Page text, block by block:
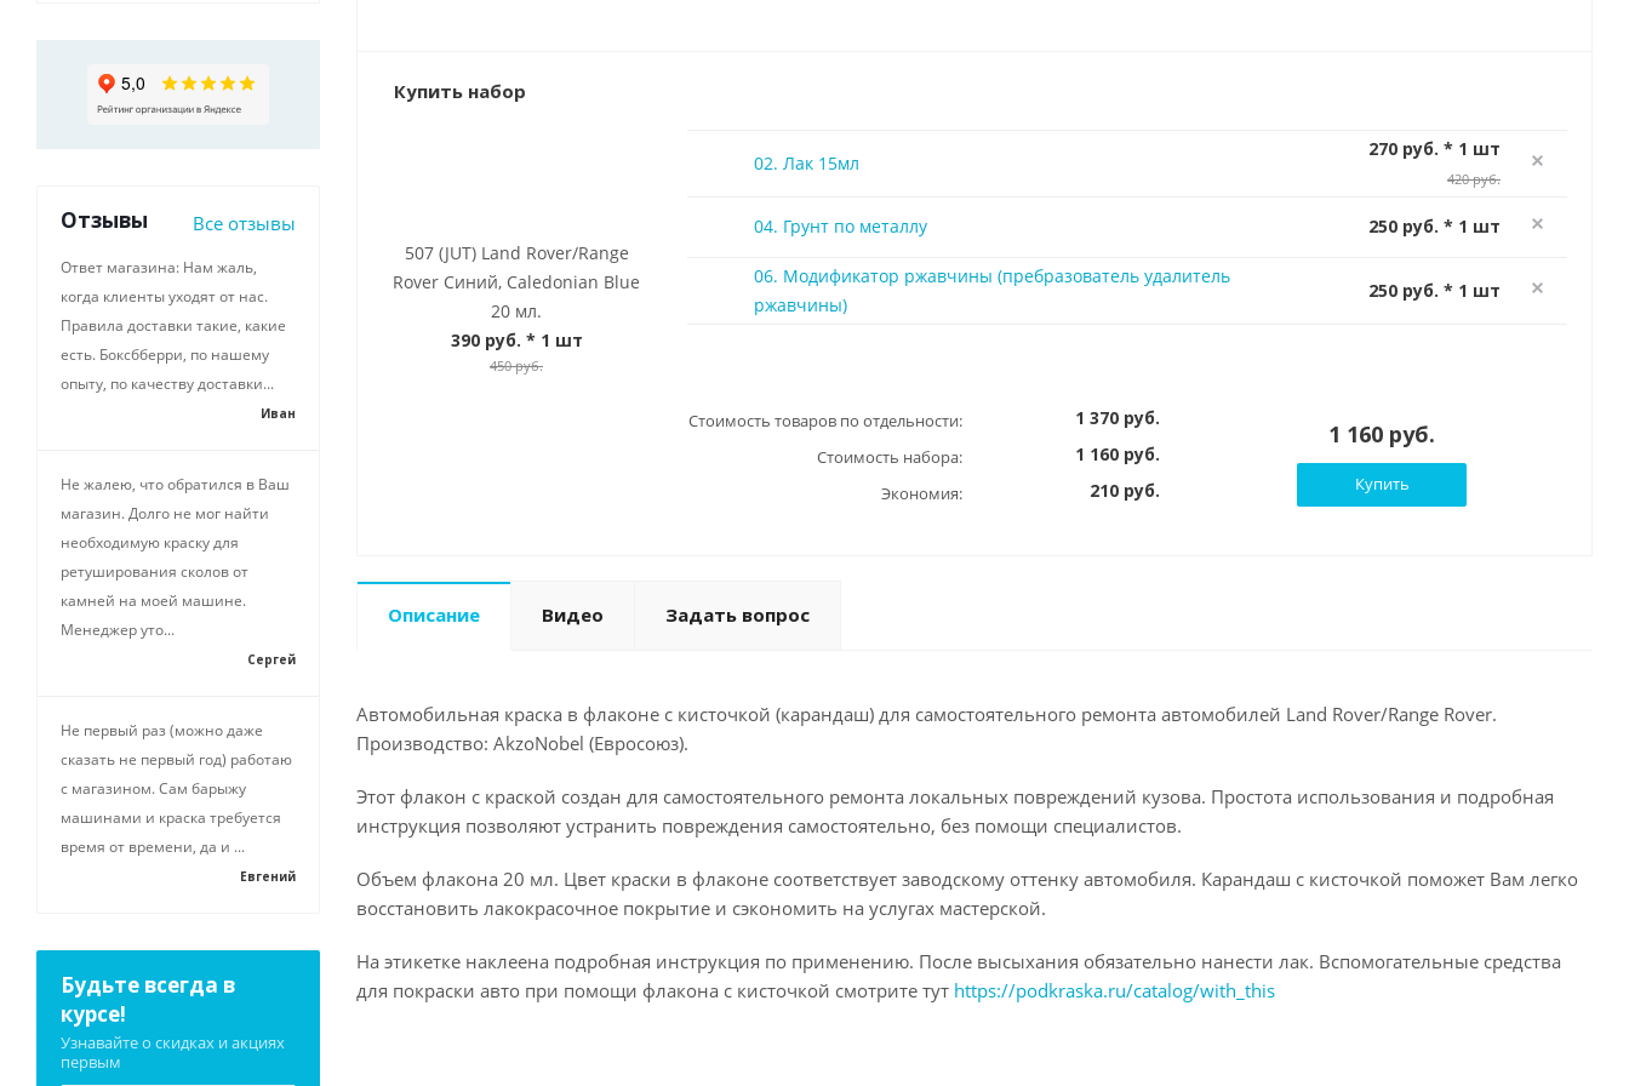
Купить набор
507 (JUT) Land Rover/Range
Rover Синий, Caledonian Blue
20 мл.
390 руб. * 1 шт
450 руб.
02. Лак 15мл
270 руб. * 1 шт
420 руб.
04. Грунт по металлу 250 руб. * 1 шт
06. Модификатор ржавчины (пребразователь удалитель
ржавчины)
250 руб. * 1 шт
Стоимость товаров по отдельности: 1 370 руб.
Стоимость набора: 1 160 руб.
Экономия: 210 руб.
1 160 руб.
Купить
Описание Видео Задать вопрос
Автомобильная краска в флаконе с кисточкой (карандаш) для самостоятельного ремонта автомобилей Land Rover/Range Rover.
Производство: AkzoNobel (Евросоюз).
Этот флакон с краской создан для самостоятельного ремонта локальных повреждений кузова. Простота использования и подробная
инструкция позволяют устранить повреждения самостоятельно, без помощи специалистов.
Объем флакона 20 мл. Цвет краски в флаконе соответствует заводскому оттенку автомобиля. Карандаш с кисточкой поможет Вам легко
восстановить лакокрасочное покрытие и сэкономить на услугах мастерской.
На этикетке наклеена подробная инструкция по применению. После высыхания обязательно нанести лак. Вспомогательные средства
для покраски авто при помощи флакона с кисточкой смотрите тут https://podkraska.ru/catalog/with_this
Отзывы Все отзывы
Ответ магазина: Нам жаль,
когда клиенты уходят от нас.
Правила доставки такие, какие
есть. Боксбберри, по нашему
опыту, по качеству доставки...
Иван
Не жалею, что обратился в Ваш
магазин. Долго не мог найти
необходимую краску для
ретуширования сколов от
камней на моей машине.
Менеджер уто...
Сергей
Не первый раз (можно даже
сказать не первый год) работаю
с магазином. Сам барыжу
машинами и краска требуется
время от времени, да и ...
Евгений
Будьте всегда в
курсе!
Узнавайте о скидках и акциях
первым